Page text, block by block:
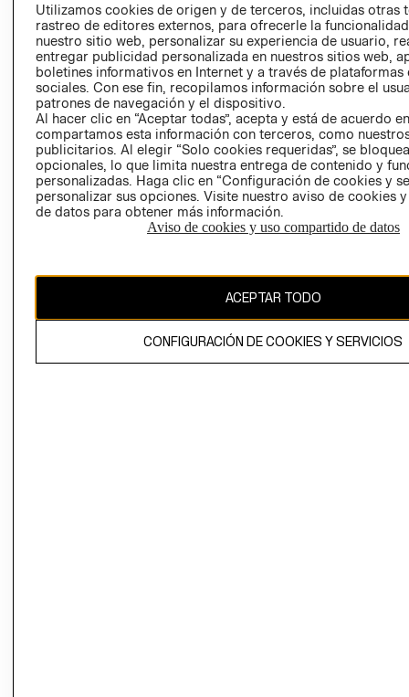
AVISO DE
PRIVACIDAD
GIFT CARD
AVISO DE
El contenido de esta página web está protegido por copyright y es
Utilizamos cookies de origen y de terceros, incluidas otras
rastreo de editores externos, para ofrecerle la
nuestro sitio web, personalizar su experiencia de usuario,
entregar publicidad personalizada en nuestros sitios web,
boletines informativos en Internet y a través de plataformas
sociales. Con ese fin, recopilamos información sobre el
patrones de navegación y el dispositivo.
Al hacer clic en “Aceptar todas”, acepta y está de acuerdo
compartamos esta información con terceros, como
publicitarios. Al elegir “Solo cookies requeridas”, se
opcionales, lo que limita nuestra entrega de contenido y
personalizadas. Haga clic en “Configuración de cookies y
personalizar sus opciones. Visite nuestro aviso de cookies
de datos para obtener más información.
Aviso de cookies y uso compartido de datos
ACEPTAR TODO
CONFIGURACIÓN DE COOKIES Y SERVICIOS